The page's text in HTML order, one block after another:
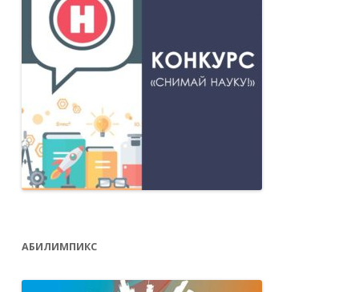
АБИЛИМПИКС